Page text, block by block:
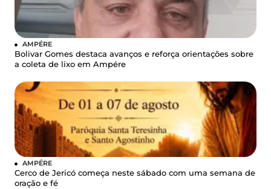
AMPÉRE
Bolivar Gomes destaca avanços e reforça orientações sobre
a coleta de lixo em Ampére
AMPÉRE
Cerco de Jericó começa neste sábado com uma semana de
oração e fé